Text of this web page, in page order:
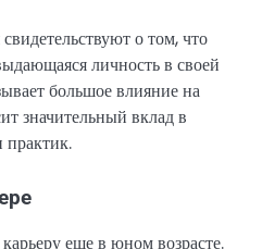
о том, что
личность в своей
большое влияние на
значительный вклад в
практик.
еще в юном возрасте.